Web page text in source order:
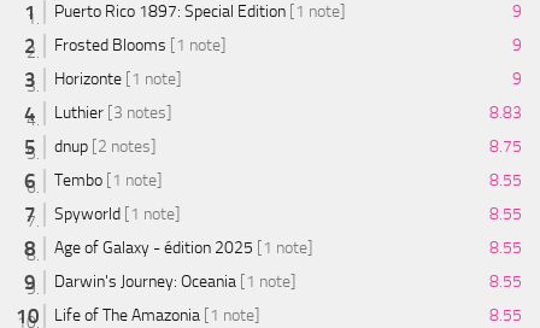
Puerto Rico 1897: Special Edition [1 note]
9
Frosted Blooms [1 note]
9
Horizonte [1 note]
9
Luthier [3 notes]
8.83
dnup [2 notes]
8.75
Tembo [1 note]
8.55
Spyworld [1 note]
8.55
Age of Galaxy - édition 2025 [1 note]
8.55
Darwin's Journey: Oceania [1 note]
8.55
Life of The Amazonia [1 note]
8.55